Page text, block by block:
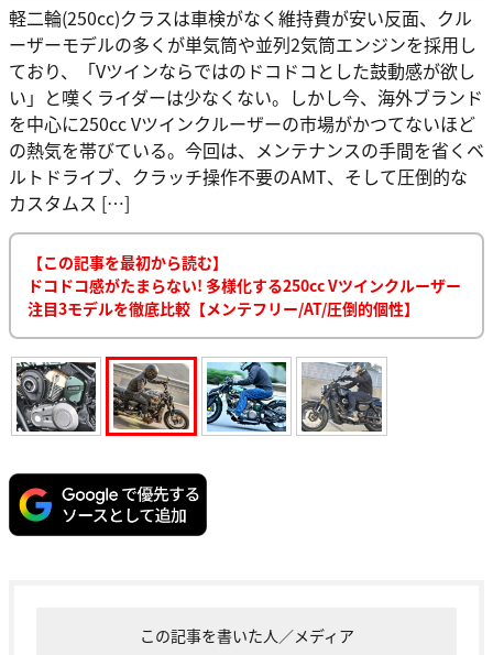
軽二輪(250cc)クラスは車検がなく維持費が安い反面、クル
ーザーモデルの多くが単気筒や並列2気筒エンジンを採用し
ており、「Vツインならではのドコドコとした鼓動感が欲し
い」と嘆くライダーは少なくない。しかし今、海外ブランド
を中心に250cc Vツインクルーザーの市場がかつてないほど
の熱気を帯びている。今回は、メンテナンスの手間を省くベ
ルトドライブ、クラッチ操作不要のAMT、そして圧倒的な
カスタムス […]
【この記事を最初から読む】
ドコドコ感がたまらない! 多様化する250cc Vツインクルーザー
注目3モデルを徹底比較【メンテフリー/AT/圧倒的個性】
この記事を書いた人／メディア